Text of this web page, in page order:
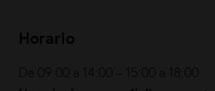
Horario
De 09:00 a 14:00 – 15:00 a 18:00